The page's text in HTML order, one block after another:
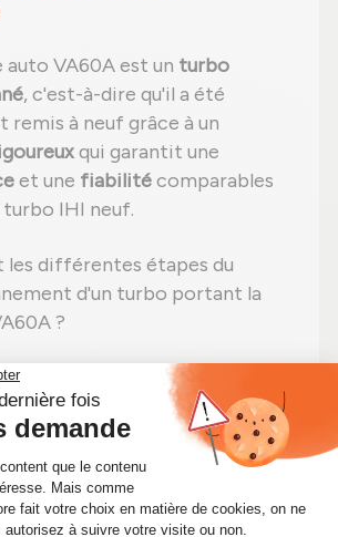
VA60A est un turbo
, c'est-à-dire qu'il a été
à neuf grâce à un
qui garantit une
et une fiabilitécomparables
turbo IHI neuf.
les différentes étapes du
d'un turbo portant la
?
total pour un
;
Nettoyage professionnel pour
impureté ;
détaillé